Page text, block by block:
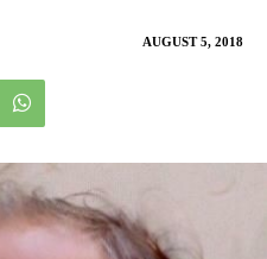
AUGUST 5, 2018